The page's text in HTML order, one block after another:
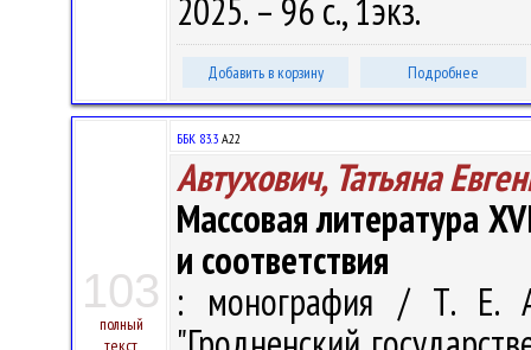
2025. – 96 с., 1экз.
Добавить в корзину Подробнее
103
полный
текст
ББК 83.3 А22
Автухович, Татьяна
Массовая литература
и соответствия
: монография / Т. Е.